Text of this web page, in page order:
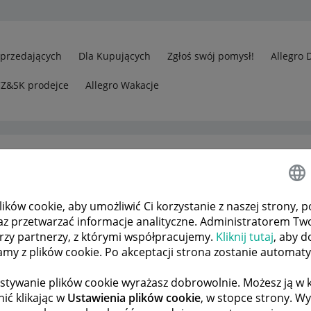
cookie, aby umożliwić Ci korzystanie z naszej strony,
przetwarzać informacje analityczne. Administratorem
partnerzy, z którymi współpracujemy. Kliknij tutaj, aby
z plików cookie. Po akceptacji strona zostanie
plików cookie wyrażasz dobrowolnie. Możesz ją w
klikając wUstawienia plików cookie, w stopce strony.
Dla Kupujących Zgłoś swój pomysł! Allegro
prodejce Allegro Wakacje
za Waszych dostawców
POPRZEDNIA NASTĘPNA